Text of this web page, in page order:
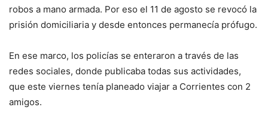
robos a mano armada. Por eso el 11 de agosto se revocó la
prisión domiciliaria y desde entonces permanecía prófugo.
En ese marco, los policías se enteraron a través de las
redes sociales, donde publicaba todas sus actividades,
que este viernes tenía planeado viajar a Corrientes con 2
amigos.